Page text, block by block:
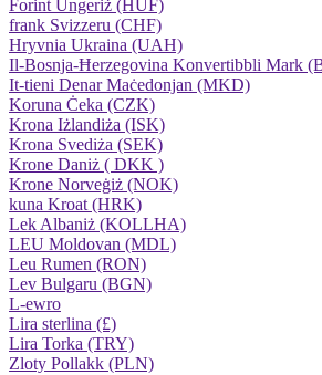
Forint Ungeriż (HUF)
frank Svizzeru (CHF)
Hryvnia Ukraina (UAH)
Il-Bosnja-Ħerzegovina Konvertibbli Mark
It-tieni Denar Maċedonjan (MKD)
Koruna Ċeka (CZK)
Krona Iżlandiża (ISK)
Krona Svediża (SEK)
Krone Daniż ( DKK )
Krone Norveġiż (NOK)
kuna Kroat (HRK)
Lek Albaniż (KOLLHA)
LEU Moldovan (MDL)
Leu Rumen (RON)
Lev Bulgaru (BGN)
L-ewro
Lira sterlina (£)
Lira Torka (TRY)
Zloty Pollakk (PLN)